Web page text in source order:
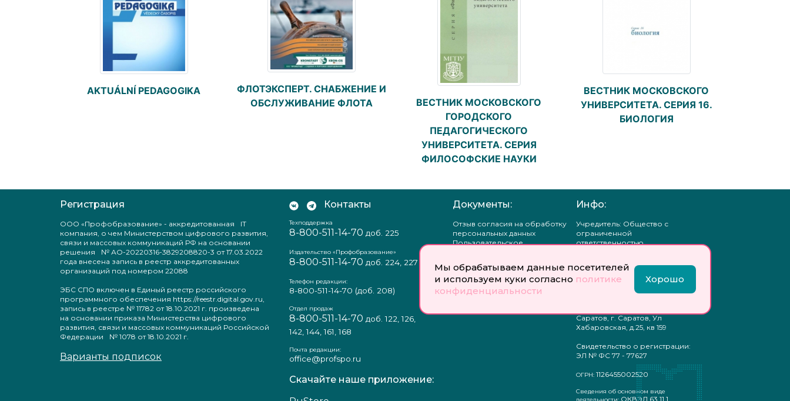
Мы обрабатываем данные посетителей
и используем куки согласно политике
конфиденциальности
Хорошо
AKTUÁLNÍ PEDAGOGIKA
ФЛОТЭКСПЕРТ. СНАБЖЕНИЕ И
ОБСЛУЖИВАНИЕ ФЛОТА
ВЕСТНИК МОСКОВСКОГО
ГОРОДСКОГО
ПЕДАГОГИЧЕСКОГО
УНИВЕРСИТЕТА. СЕРИЯ
ФИЛОСОФСКИЕ НАУКИ
ВЕСТНИК МОСКОВСКОГО
УНИВЕРСИТЕТА. СЕРИЯ 16.
БИОЛОГИЯ
Регистрация
ООО «Профобразование» - аккредитованная IT
компания, о чем Министерством цифрового развития,
связи и массовых коммуникаций РФ на основании
решения № АО-20220316-3829208820-3 от 17.03.2022
года внесена запись в реестр аккредитованных
организаций под номером 22088
ЭБС СПО включен в Единый реестр российского
программного обеспечения https://reestr.digital.gov.ru,
запись в реестре № 11782 от 18.10.2021 г. произведена
на основании приказа Министерства цифрового
развития, связи и массовых коммуникаций Российской
Федерации № 1078 от 18.10.2021 г.
Варианты подписок
Контакты
Техподдержка
8-800-511-14-70 доб. 225
Издательство «Профобразование»
8-800-511-14-70 доб. 224, 227
Телефон редакции:
8-800-511-14-70 (доб. 208)
Отдел продаж
8-800-511-14-70 доб. 122, 126,
142, 144, 161, 168
Почта редакции:
office@profspo.ru
Скачайте наше приложение:
Документы:
Отзыв согласия на обработку
персональных данных
Пользовательское
конфиденциальности
Положение о защите
персональных данных
Инфо:
Учредитель: Общество с
ограниченной
ответственностью
Главный редактор: Богатырева
Е. А.
Саратов, г. Саратов, Ул
Хабаровская, д.25, кв 159
Свидетельство о регистрации:
ЭЛ № ФС 77 - 77627
ОГРН: 1126455002520
Сведения об основном виде
ОКВЭД 63.11.1